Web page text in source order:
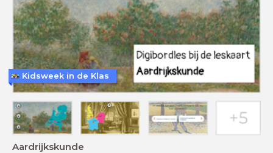
Aardrijkskunde
Kidsweek in de Klas